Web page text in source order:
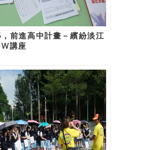
前進高中計畫－繽紛淡江
講座